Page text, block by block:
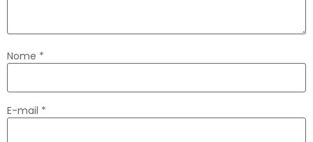
Nome *
E-mail *